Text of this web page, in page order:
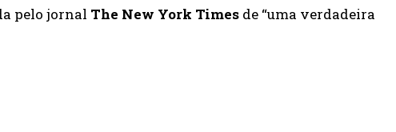
pelo jornal The New York Times de “uma verdadeira